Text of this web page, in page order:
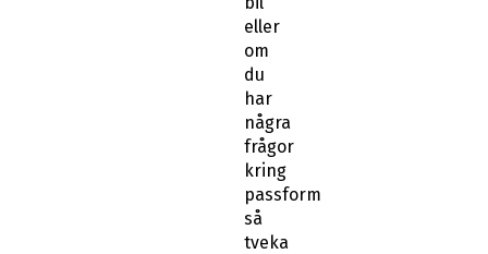
eller
om
du
har
några
frågor
kring
passform
så
tveka